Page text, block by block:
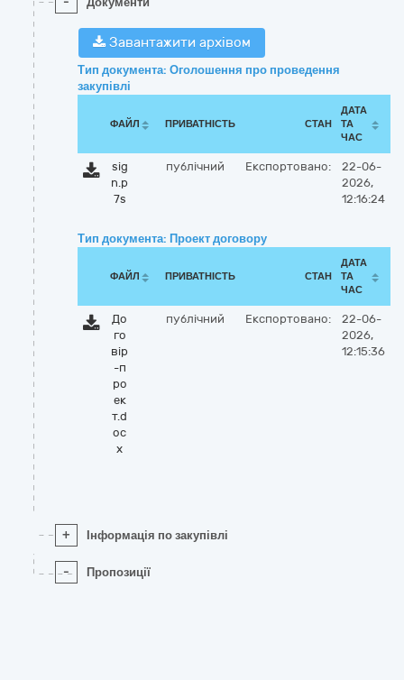
Завантажити архівом
Тип документа: Оголошення про проведення
закупівлі
ФАЙЛ ПРИВАТНІСТЬ СТАН
ДАТА
ТА
ЧАС
sig
n.p
7s
публічний Експортовано:
22-06-
2026,
12:16:24
Тип документа: Проект договору
ФАЙЛ ПРИВАТНІСТЬ СТАН
ДАТА
ТА
ЧАС
До
го
вір
-п
ро
ек
т.d
oc
x
публічний Експортовано:
22-06-
2026,
12:15:36
+ Інформація по закупівлі
- Пропозиції